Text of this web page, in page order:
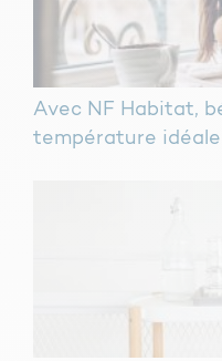
Avec NF Habitat,
température idéale